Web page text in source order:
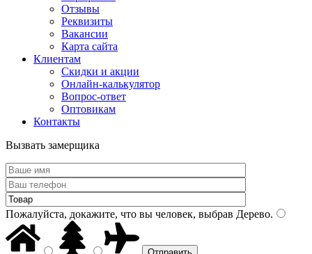
Отзывы
Реквизиты
Вакансии
Карта сайта
Клиентам
Скидки и акции
Онлайн-калькулятор
Вопрос-ответ
Оптовикам
Контакты
Вызвать замерщика
Пожалуйста, докажите, что вы человек, выбрав Дерево.